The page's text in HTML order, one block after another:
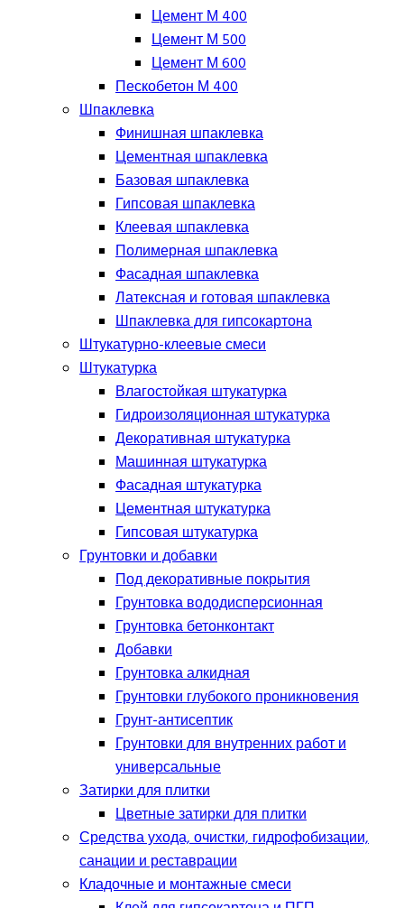
Цемент М 400
Цемент М 500
Цемент М 600
Пескобетон М 400
Шпаклевка
Финишная шпаклевка
Цементная шпаклевка
Базовая шпаклевка
Гипсовая шпаклевка
Клеевая шпаклевка
Полимерная шпаклевка
Фасадная шпаклевка
Латексная и готовая шпаклевка
Шпаклевка для гипсокартона
Штукатурно-клеевые смеси
Штукатурка
Влагостойкая штукатурка
Гидроизоляционная штукатурка
Декоративная штукатурка
Машинная штукатурка
Фасадная штукатурка
Цементная штукатурка
Гипсовая штукатурка
Грунтовки и добавки
Под декоративные покрытия
Грунтовка вододисперсионная
Грунтовка бетонконтакт
Добавки
Грунтовка алкидная
Грунтовки глубокого проникновения
Грунт-антисептик
Грунтовки для внутренних работ и
универсальные
Затирки для плитки
Цветные затирки для плитки
Средства ухода, очистки, гидрофобизации,
санации и реставрации
Кладочные и монтажные смеси